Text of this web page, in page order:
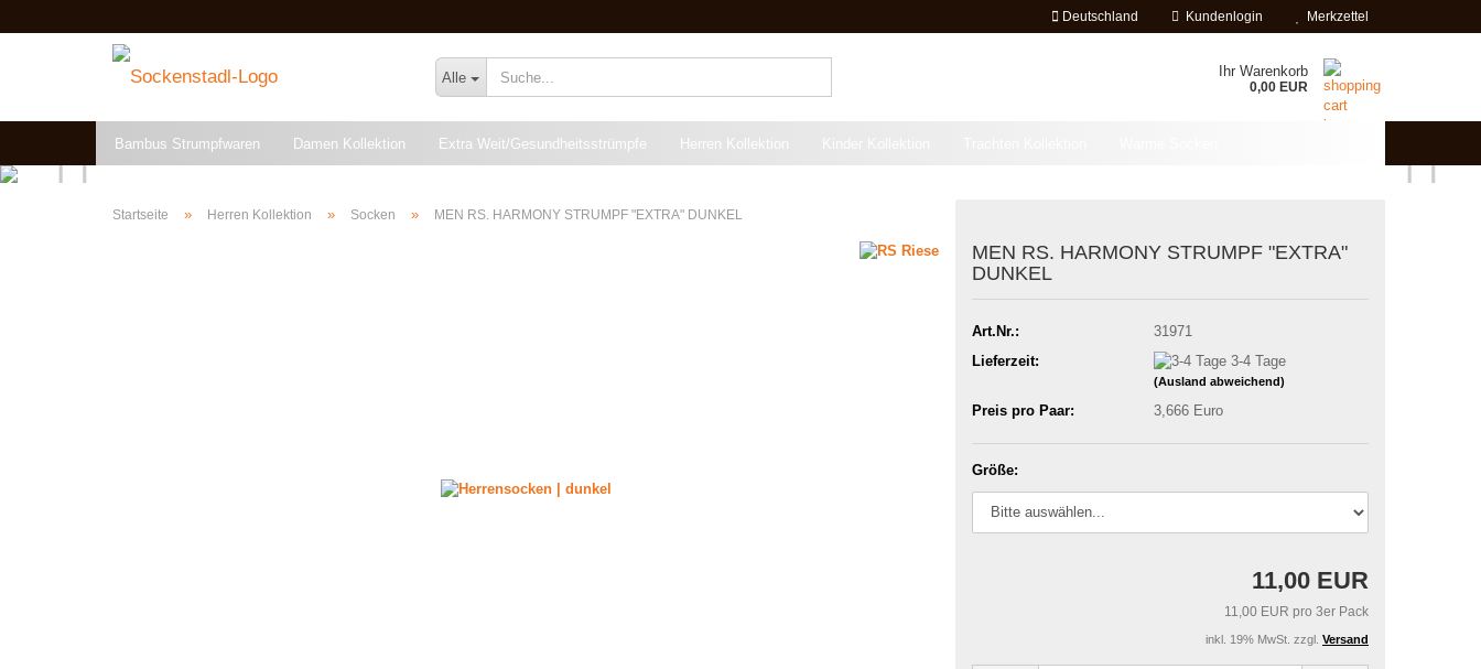
Deutschland Kundenlogin Merkzettel
Alle Ihr Warenkorb
0,00 EUR
Bambus Strumpfwaren Damen Kollektion Extra Weit/Gesundheitsstrümpfe Herren Kollektion
Startseite » Herren Kollektion » Socken » MEN RS. HARMONY STRUMPF "EXTRA" DUNKEL
MEN RS. HARMONY STRUMPF "EXTRA"
DUNKEL
Art.Nr.:
31971
Lieferzeit:
3-4 Tage
(Ausland abweichend)
Preis pro Paar: 3,666 Euro
Größe:
11,00 EUR
11,00 EUR pro 3er Pack
inkl. 19% MwSt. zzgl. Versand